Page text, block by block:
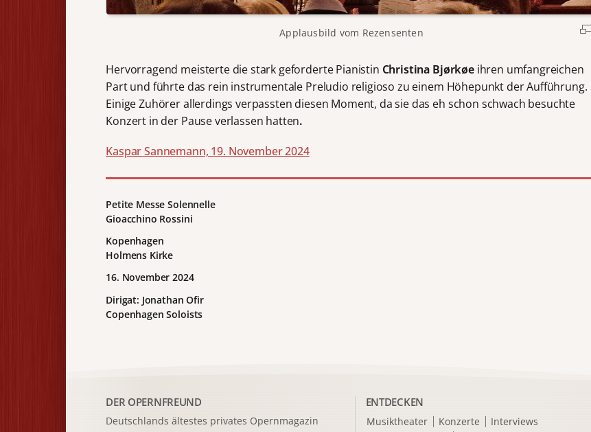
Applausbild vom Rezensenten
Hervorragend meisterte die stark geforderte Pianistin Christina Bjørkøeihren umfangreichen
Part und führte das rein instrumentale Preludio religioso zu einem Höhepunkt der Aufführung.
Einige Zuhörer allerdings verpassten diesen Moment, da sie das eh schon schwach besuchte
Konzert in der Pause verlassen hatten.
Kaspar Sannemann, 19. November 2024
Petite Messe Solennelle
Gioacchino Rossini
Kopenhagen
Holmens Kirke
16. November 2024
Dirigat: Jonathan Ofir
Copenhagen Soloists
DER OPERNFREUND
Deutschlands ältestes privates Opernmagazin
ENTDECKEN
Musiktheater Konzerte
Interviews